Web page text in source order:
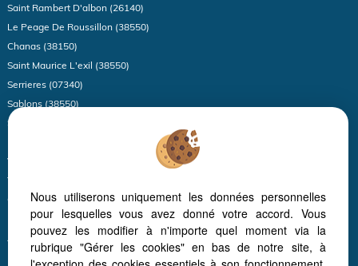
Saint Rambert D'albon (26140)
Le Peage De Roussillon (38550)
Chanas (38150)
Saint Maurice L'exil (38550)
Serrieres (07340)
Sablons (38550)
Sonnay (38150)
Vienne (38200)
Thodure (38260)
Champagne (07340)
Roisey (42520)
Anneyron (26140)
Eyzin Pinet (38780)
Nous utiliserons uniquement les données personnelles
pour lesquelles vous avez donné votre accord. Vous
pouvez les modifier à n'importe quel moment via la
rubrique "Gérer les cookies" en bas de notre site, à